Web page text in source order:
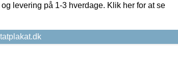
levering på 1-3 hverdage. Klik her for at se